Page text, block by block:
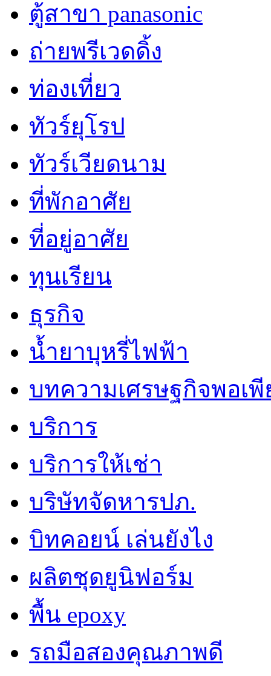
ตู้สาขา panasonic
ถ่ายพรีเวดดิ้ง
ท่องเที่ยว
ทัวร์ยุโรป
ทัวร์เวียดนาม
ที่พักอาศัย
ที่อยู่อาศัย
ทุนเรียน
ธุรกิจ
น้ำยาบุหรี่ไฟฟ้า
บทความเศรษฐกิจพอเพี
บริการ
บริการให้เช่า
บริษัทจัดหารปภ.
บิทคอยน์ เล่นยังไง
ผลิตชุดยูนิฟอร์ม
พื้น epoxy
รถมือสองคุณภาพดี